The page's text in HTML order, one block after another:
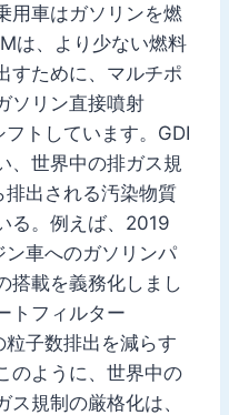
用車はガソリンを燃
は、より少ない燃料
すために、マルチポ
ソリン直接噴射
フトしています。GDI
、世界中の排ガス規
出される汚染物質
る。例えば、2019
車へのガソリンパ
搭載を義務化しまし
トフィルター
粒子数排出を減らす
のように、世界中の
規制の厳格化は、